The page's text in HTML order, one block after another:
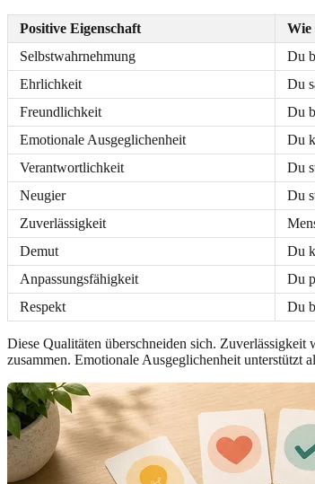
Positive Eigenschaft
Wie
Selbstwahrnehmung
Du
Ehrlichkeit
Du
Freundlichkeit
Du
Emotionale Ausgeglichenheit
Du
Verantwortlichkeit
Du
Neugier
Du
Zuverlässigkeit
Demut
Du
Anpassungsfähigkeit
Du
Respekt
Du
Diese Qualitäten überschneiden sich.
zusammen. Emotionale Ausgeglichenheit unterstützt